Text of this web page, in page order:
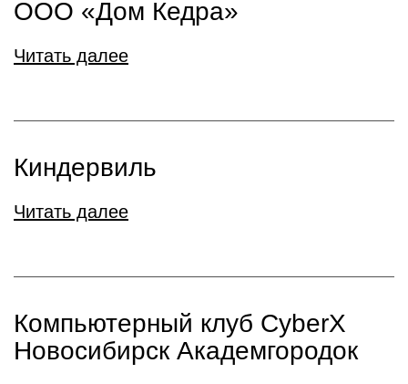
ООО «Дом Кедра»
Читать далее
Киндервиль
Читать далее
Компьютерный клуб CyberX
Новосибирск Академгородок